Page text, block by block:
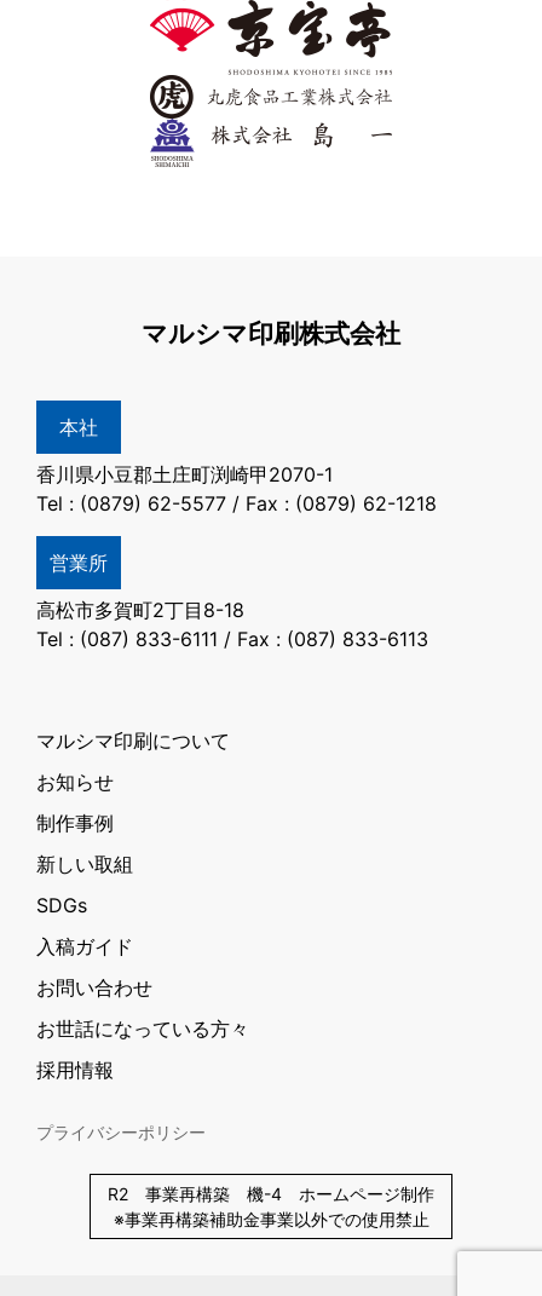
マルシマ印刷株式会社
本社
香川県小豆郡土庄町渕崎甲2070-1
Tel : (0879) 62-5577 / Fax : (0879) 62-1218
営業所
高松市多賀町2丁目8-18
Tel : (087) 833-6111 / Fax : (087) 833-6113
マルシマ印刷について
お知らせ
制作事例
新しい取組
SDGs
入稿ガイド
お問い合わせ
お世話になっている方々
採用情報
プライバシーポリシー
R2 事業再構築 機-4 ホームページ制作
※事業再構築補助金事業以外での使用禁止